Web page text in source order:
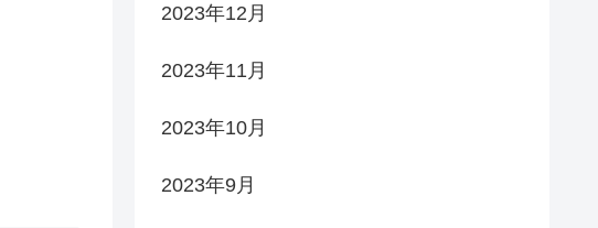
2023年12月
2023年11月
2023年10月
2023年9月